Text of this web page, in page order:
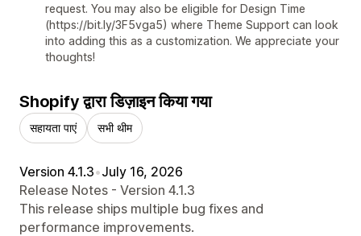
request. You may also be eligible for Design Time
(https://bit.ly/3F5vga5) where Theme Support can look
into adding this as a customization. We appreciate your
thoughts!
Shopify द्वारा डिज़ाइन किया गया
सहायता पाएं सभी थीम
Version 4.1.3•July 16, 2026
Release Notes - Version 4.1.3
This release ships multiple bug fixes and
performance improvements.